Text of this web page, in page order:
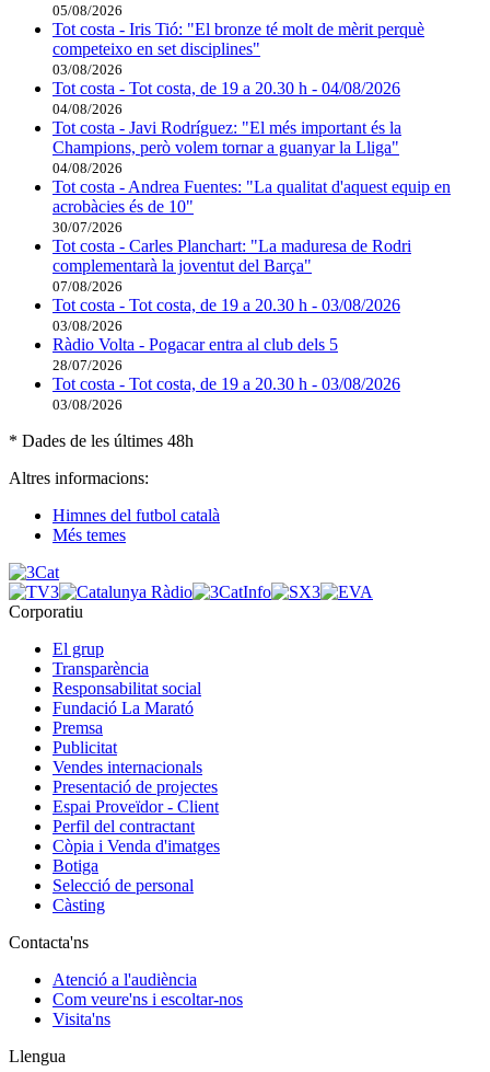
05/08/2026
Tot costa - Iris Tió: "El bronze té molt de mèrit perquè
competeixo en set disciplines"
03/08/2026
Tot costa - Tot costa, de 19 a 20.30 h - 04/08/2026
04/08/2026
Tot costa - Javi Rodríguez: "El més important és la
Champions, però volem tornar a guanyar la Lliga"
04/08/2026
Tot costa - Andrea Fuentes: "La qualitat d'aquest equip en
acrobàcies és de 10"
30/07/2026
Tot costa - Carles Planchart: "La maduresa de Rodri
complementarà la joventut del Barça"
07/08/2026
Tot costa - Tot costa, de 19 a 20.30 h - 03/08/2026
03/08/2026
Ràdio Volta - Pogacar entra al club dels 5
28/07/2026
Tot costa - Tot costa, de 19 a 20.30 h - 03/08/2026
03/08/2026
* Dades de les últimes 48h
Altres informacions:
Himnes del futbol català
Més temes
Corporatiu
El grup
Transparència
Responsabilitat social
Fundació La Marató
Premsa
Publicitat
Vendes internacionals
Presentació de projectes
Espai Proveïdor - Client
Perfil del contractant
Còpia i Venda d'imatges
Botiga
Selecció de personal
Càsting
Contacta'ns
Atenció a l'audiència
Com veure'ns i escoltar-nos
Visita'ns
Llengua